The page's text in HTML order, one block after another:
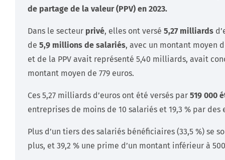
de partage de la valeur (PPV) en 2023.
Dans le secteur privé, elles ont versé 5,27 milliards
de 5,9 millions de salariés, avec un montant moyen
et de la PPV avait représenté 5,40 milliards, avait
montant moyen de 779 euros.
Ces 5,27 milliards d’euros ont été versés par 519 000
entreprises de moins de 10 salariés et 19,3 % par
Plus d’un tiers des salariés bénéficiaires (33,5 %) se
plus, et 39,2 % une prime d’un montant inférieur à